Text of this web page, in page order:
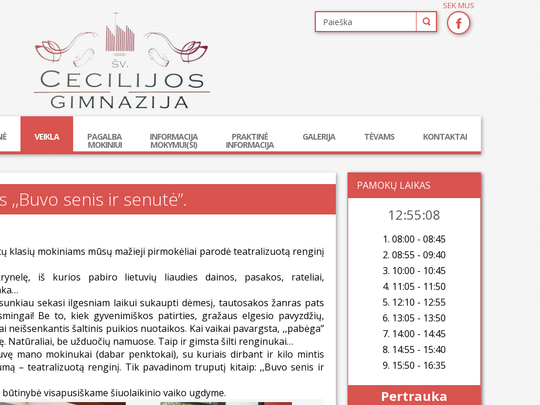
SEK MUS
VEIKLA PAGALBA
MOKINIUI
INFORMACIJA
MOKYMUI(SI)
PRAKTINĖ
INFORMACIJA
GALERIJA TĖVAMS KONTAKTAI
senis ir senutė”.
klasių mokiniams mūsų mažieji pirmokėliai parodė teatralizuotą renginį
iš kurios pabiro lietuvių liaudies dainos, pasakos, rateliai,
sekasi ilgesniam laikui sukaupti dėmesį, tautosakos žanras pats
Be to, kiek gyvenimiškos patirties, gražaus elgesio pavyzdžių,
neišsenkantis šaltinis puikios nuotaikos. Kai vaikai pavargsta, ,,pabėga”
Natūraliai, be užduočių namuose. Taip ir gimsta šilti renginukai…
mano mokinukai (dabar penktokai), su kuriais dirbant ir kilo mintis
– teatralizuotą renginį. Tik pavadinom truputį kitaip: ,,Buvo senis ir
visapusiškame šiuolaikinio vaiko ugdyme.
PAMOKŲ LAIKAS
12:55:09
1. 08:00 - 08:45
2. 08:55 - 09:40
3. 10:00 - 10:45
4. 11:05 - 11:50
5. 12:10 - 12:55
6. 13:05 - 13:50
7. 14:00 - 14:45
8. 14:55 - 15:40
9. 15:50 - 16:35
Pertrauka